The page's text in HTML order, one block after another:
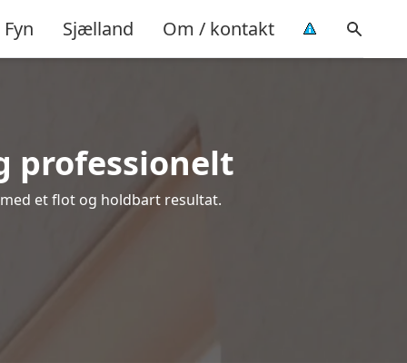
Fyn Sjælland Om / kontakt
professionelt
et flot og holdbart resultat.